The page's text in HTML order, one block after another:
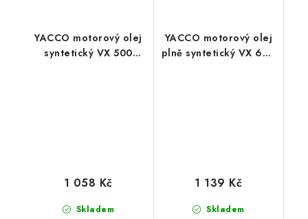
YACCO motorový olej
syntetický VX 500
Skladem
1 058 Kč
YACCO motorový olej
plně syntetický VX 600
Skladem
1 139 Kč